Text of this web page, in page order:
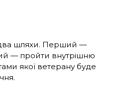
два шляхи. Перший —
— пройти внутрішню
якої ветерану буде